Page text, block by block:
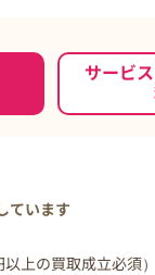
サービ
ています
上の買取成立必須）